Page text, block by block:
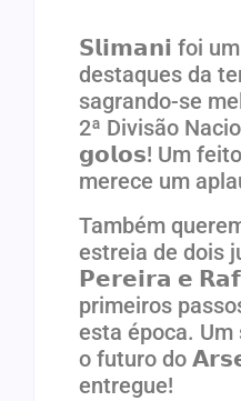
𝗦𝗹𝗶𝗺𝗮𝗻𝗶 foi
destaques da
sagrando-se
2ª Divisão
𝗴𝗼𝗹𝗼𝘀! Um
merece um
Também
estreia de dois
𝗣𝗲𝗿𝗲𝗶𝗿𝗮 𝗲
primeiros
esta época. Um
o futuro do
entregue!